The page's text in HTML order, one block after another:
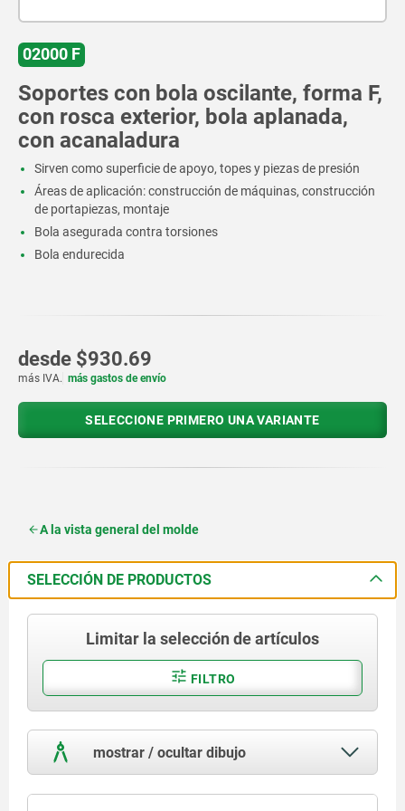
02000 F
Soportes con bola oscilante, forma F,
con rosca exterior, bola aplanada,
con acanaladura
Sirven como superficie de apoyo, topes y piezas de presión
Áreas de aplicación: construcción de máquinas, construcción
de portapiezas, montaje
Bola asegurada contra torsiones
Bola endurecida
desde $930.69
más IVA. más gastos de envío
SELECCIONE PRIMERO UNA VARIANTE
A la vista general del molde
SELECCIÓN DE PRODUCTOS
Limitar la selección de artículos
FILTRO
mostrar / ocultar dibujo